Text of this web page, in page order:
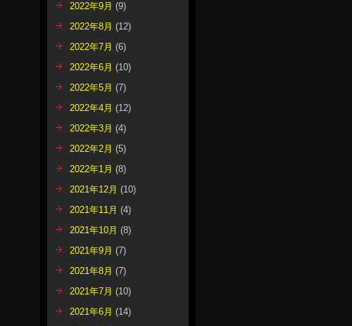
2022年9月 (9)
2022年8月 (12)
2022年7月 (6)
2022年6月 (10)
2022年5月 (7)
2022年4月 (12)
2022年3月 (4)
2022年2月 (5)
2022年1月 (8)
2021年12月 (10)
2021年11月 (4)
2021年10月 (8)
2021年9月 (7)
2021年8月 (7)
2021年7月 (10)
2021年6月 (14)